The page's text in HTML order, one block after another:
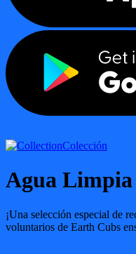
Colección
Agua Limpia
¡Una selección especial de
voluntarios de Earth Cubs